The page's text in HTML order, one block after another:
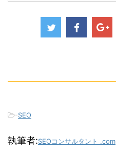
-SEO
執筆者:SEOコンサルタント .com